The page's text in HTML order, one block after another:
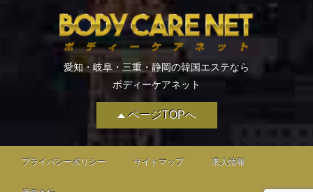
ページTOPへ
愛知・岐阜・三重・静岡の韓国エステなら
ボディーケアネット
プライバシーポリシー サイトマップ 求人情報